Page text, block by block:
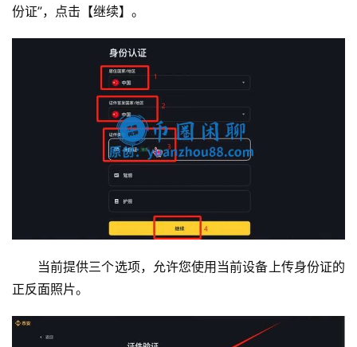
份证”，点击【继续】。
当前提供三个选项，允许您使用当前设备上传身份证的
正反面照片。